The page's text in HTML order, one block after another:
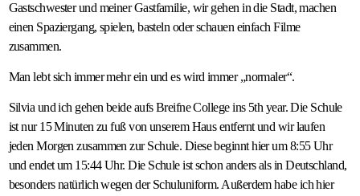
Gastschwester und meiner Gastfamilie, wir gehen in die Stadt, machen
einen Spaziergang, spielen, basteln oder schauen einfach Filme
zusammen.
Man lebt sich immer mehr ein und es wird immer „normaler“.
Silvia und ich gehen beide aufs Breifne College ins 5th year. Die Schule
ist nur 15 Minuten zu fuß von unserem Haus entfernt und wir laufen
jeden Morgen zusammen zur Schule. Diese beginnt hier um 8:55 Uhr
und endet um 15:44 Uhr. Die Schule ist schon anders als in Deutschland,
besonders natürlich wegen der Schuluniform. Außerdem habe ich hier